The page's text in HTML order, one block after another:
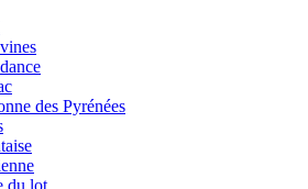
des Pyrénées
du lot